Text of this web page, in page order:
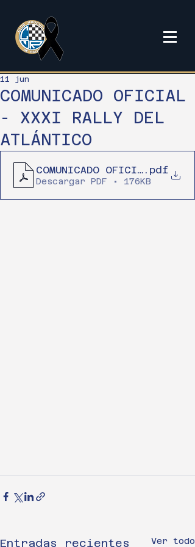
COMUNICADO OFICIAL
- XXXI RALLY DEL
ATLÁNTICO
11 jun
COMUNICADO OFICIAL XXXI
.pdf
Descargar PDF • 176KB
Entradas recientes Ver todo